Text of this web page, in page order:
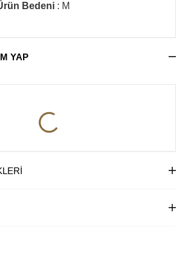
Bedeni : M
YAP